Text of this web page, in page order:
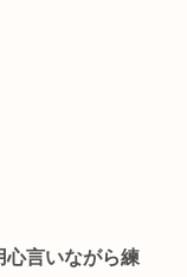
心言いながら練